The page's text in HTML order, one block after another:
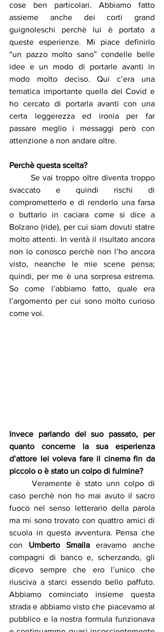
cose ben particolari. Abbiamo fatto
assieme anche dei corti grand
guignoleschi perchè lui è portato a
queste esperienze. Mi piace definirlo
“un pazzo molto sano” condelle belle
idee e un modo di portarle avanti in
modo molto deciso. Qui c’era una
tematica importante quella del Covid e
ho cercato di portarla avanti con una
certa leggerezza ed ironia per far
passare meglio i messaggi però con
attenzione a non andare oltre.
Perchè questa scelta?
svaccato e quindi rischi di
comprometterlo e di renderlo una farsa
o buttarlo in caciara come si dice a
Bolzano (ride), per cui siam dovuti statre
molto attenti. In verità il risultato ancora
non lo conosco perchè non l’ho ancora
visto, neanche le mie scene pensa;
quindi, per me è una sorpresa estrema.
So come l’abbiamo fatto, quale era
l’argomento per cui sono molto curioso
come voi.
Invece parlando del suo passato, per
quanto concerne la sua esperienza
d’attore lei voleva fare il cinema fin da
piccolo o è stato un colpo di fulmine?
caso perchè non ho mai avuto il sacro
fuoco nel senso letterario della parola
ma mi sono trovato con quattro amici di
scuola in questa avventura. Pensa che
con Umberto Smaila eravamo anche
compagni di banco e, scherzando, gli
dicevo sempre che ero l’unico che
riusciva a starci essendo bello paffuto.
Abbiamo cominciato insieme questa
strada e abbiamo visto che piacevamo al
pubblico e la nostra formula funzionava